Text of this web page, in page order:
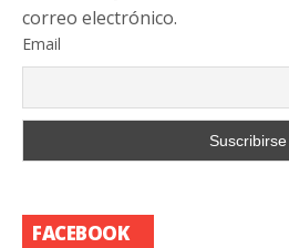
correo electrónico.
Email
FACEBOOK